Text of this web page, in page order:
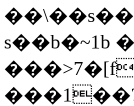
s��b�~1b